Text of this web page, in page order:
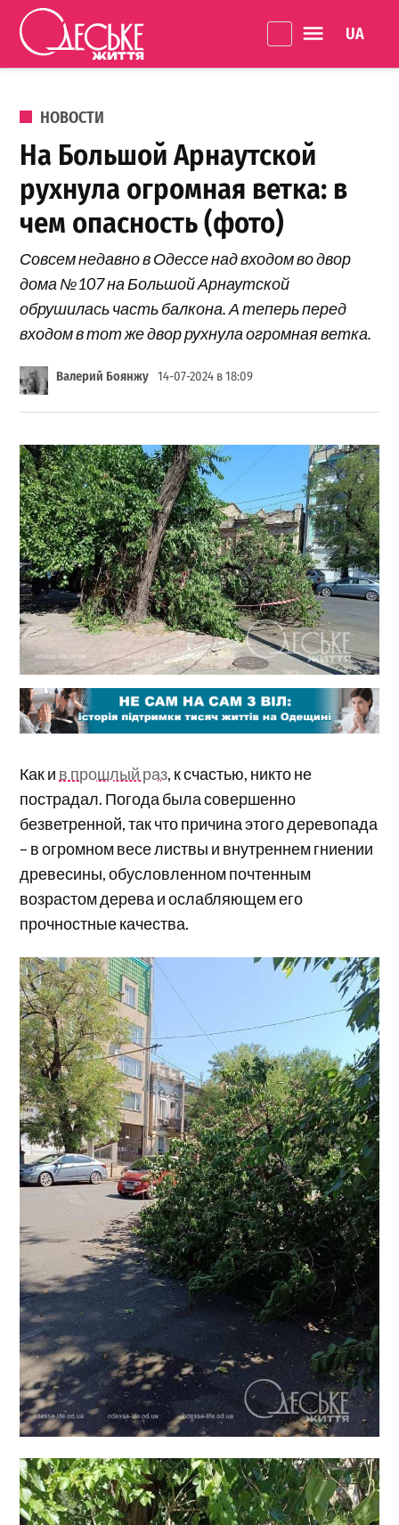
Перейти к содержанию
життя
ОПУБЛИКОВАНО В
НОВОСТИ
На Большой Арнаутской
рухнула огромная ветка: в
чем опасность (фото)
Совсем недавно в Одессе над входом во двор
дома №107 на Большой Арнаутской
обрушилась часть балкона. А теперь перед
входом в тот же двор рухнула огромная ветка.
Валерий Боянжу 14-07-2024 в 18:09
Как и в прошлый раз, к счастью, никто не
пострадал. Погода была совершенно
безветренной, так что причина этого деревопада
– в огромном весе листвы и внутреннем гниении
древесины, обусловленном почтенным
возрастом дерева и ослабляющем его
прочностные качества.